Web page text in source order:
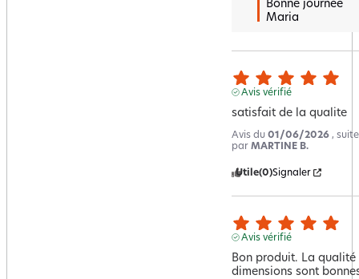
Bonne journée
Maria
Avis vérifié
satisfait de la qualite
Avis du 01/06/2026 ,
par MARTINE B.
Utile(0)Signaler
Avis vérifié
Bon produit. La qualité
dimensions sont